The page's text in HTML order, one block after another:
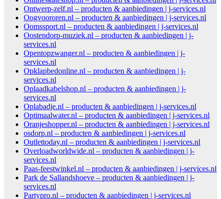
Ontwerp-zelf.nl – producten & aanbiedingen | j-services.nl
Oogvoororen.nl – producten & aanbiedingen | j-services.nl
Oomssport.nl – producten & aanbiedingen | j-services.nl
Oostendorp-muziek.nl – producten & aanbiedingen | j-
services.nl
Opentopzwanger.nl – producten & aanbiedingen | j-
services.nl
Opklapbedonline.nl – producten & aanbiedingen | j-
services.nl
Oplaadkabelshop.nl – producten & aanbiedingen | j-
services.nl
Oplabadje.nl – producten & aanbiedingen | j-services.nl
Optimaalwater.nl – producten & aanbiedingen | j-services.nl
Oranjeshopper.nl – producten & aanbiedingen | j-services.nl
osdorp.nl – producten & aanbiedingen | j-services.nl
Outlettoday.nl – producten & aanbiedingen | j-services.nl
Overloadworldwide.nl – producten & aanbiedingen | j-
services.nl
Paas-feestwinkel.nl – producten & aanbiedingen | j-services.nl
Park de Sallandshoeve – producten & aanbiedingen | j-
services.nl
Partypro.nl – producten & aanbiedingen | j-services.nl